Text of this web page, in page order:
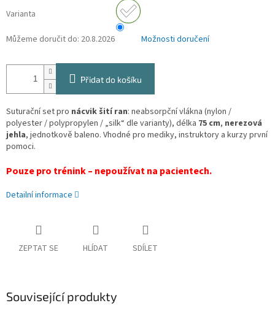
Varianta
Můžeme doručit do: 20.8.2026 Možnosti doručení
Přidat do košíku
Suturační set pro nácvik šití ran: neabsorpční vlákna (nylon /
polyester / polypropylen / „silk“ dle varianty), délka 75 cm, nerezová
jehla, jednotkově baleno. Vhodné pro mediky, instruktory a kurzy první
pomoci.
Pouze pro trénink – nepoužívat na pacientech.
Detailní informace
ZEPTAT SE HLÍDAT SDÍLET
Související produkty